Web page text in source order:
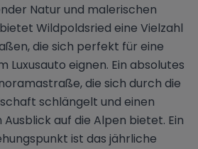
Natur und malerischen
Wildpoldsried eine Vielzahl
die sich perfekt für eine
Luxusauto eignen. Ein absolutes
die sich durch die
schlängelt und einen
auf die Alpen bietet. Ein
ist das jährliche